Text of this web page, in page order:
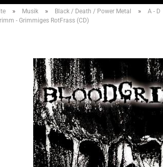
» Musik » Black / Death / Power Metal » A - D
- Grimmiges RotFrass (CD)